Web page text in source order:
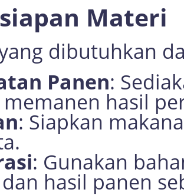
Materi
dibutuhkan
Panen:
hasil
: Siapkan
: Gunakan
hasil panen